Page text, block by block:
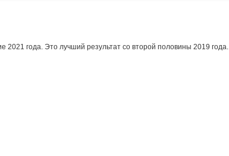
2021 года. Это лучший результат со второй половины 2019 года.